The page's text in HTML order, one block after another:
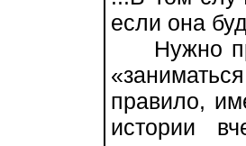
если она
Нужно
правило,
истории